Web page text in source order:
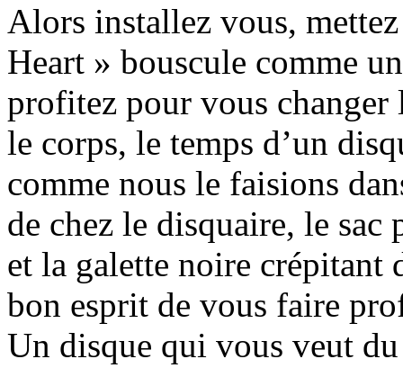
Alors installez vous,
Heart » bouscule comme
profitez pour vous
le corps, le temps d’un
comme nous le faisions
de chez le disquaire, le
et la galette noire crépitant
bon esprit de vous faire
Un disque qui vous veut